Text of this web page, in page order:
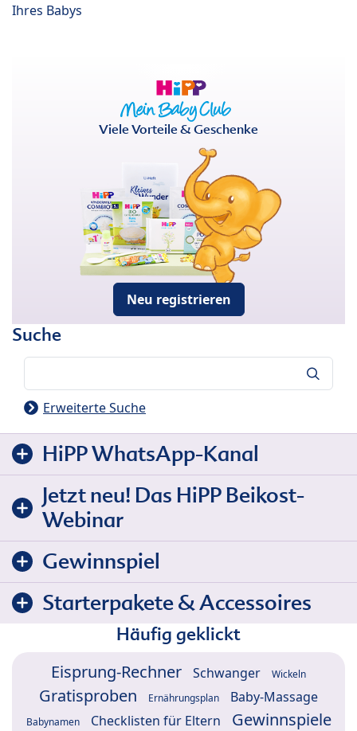
Ihres Babys
Viele Vorteile & Geschenke
Neu registrieren
Suche
Erweiterte Suche
HiPP WhatsApp-Kanal
Jetzt neu! Das HiPP Beikost-
Webinar
Gewinnspiel
Starterpakete & Accessoires
Häufig geklickt
Eisprung-Rechner Schwanger Wickeln
Gratisproben Ernährungsplan Baby-Massage
Babynamen Checklisten für Eltern
Gewinnspiele